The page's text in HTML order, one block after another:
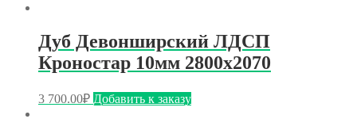
Дуб Девонширский ЛДСП
Кроностар 10мм 2800х2070
3 700.00₽ Добавить к заказу